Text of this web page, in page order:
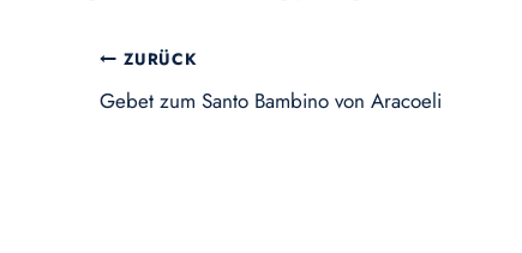
Beitragsnavigation
ZURÜCK
Gebet zum Santo Bambino von Aracoeli